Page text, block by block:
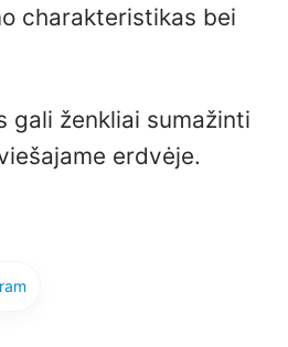
charakteristikas bei
gali ženkliai sumažinti
erdvėje.